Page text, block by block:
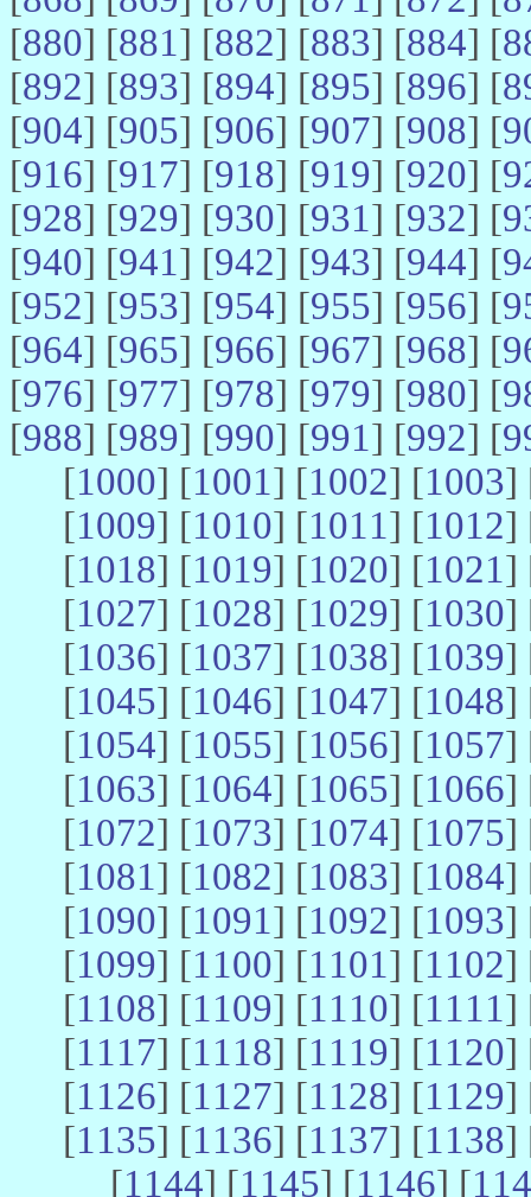
[880] [881] [882] [883] [884] [
[892] [893] [894] [895] [896] [
[904] [905] [906] [907] [908] [
[916] [917] [918] [919] [920] [
[928] [929] [930] [931] [932] [
[940] [941] [942] [943] [944] [
[952] [953] [954] [955] [956] [
[964] [965] [966] [967] [968] [
[976] [977] [978] [979] [980] [
[988] [989] [990] [991] [992] [
[1000] [1001] [1002] [1003]
[1009] [1010] [1011] [1012]
[1018] [1019] [1020] [1021]
[1027] [1028] [1029] [1030]
[1036] [1037] [1038] [1039]
[1045] [1046] [1047] [1048]
[1054] [1055] [1056] [1057]
[1063] [1064] [1065] [1066]
[1072] [1073] [1074] [1075]
[1081] [1082] [1083] [1084]
[1090] [1091] [1092] [1093]
[1099] [1100] [1101] [1102]
[1108] [1109] [1110] [1111]
[1117] [1118] [1119] [1120]
[1126] [1127] [1128] [1129]
[1135] [1136] [1137] [1138]
[1144] [1145] [1146] [